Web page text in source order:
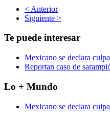
< Anterior
Siguiente >
Te puede interesar
Mexicano se declara
Reportan caso de
Lo + Mundo
Mexicano se declara